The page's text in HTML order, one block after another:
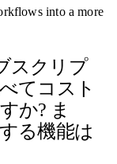
into a more
スクリプ
てコスト
か? ま
る機能は